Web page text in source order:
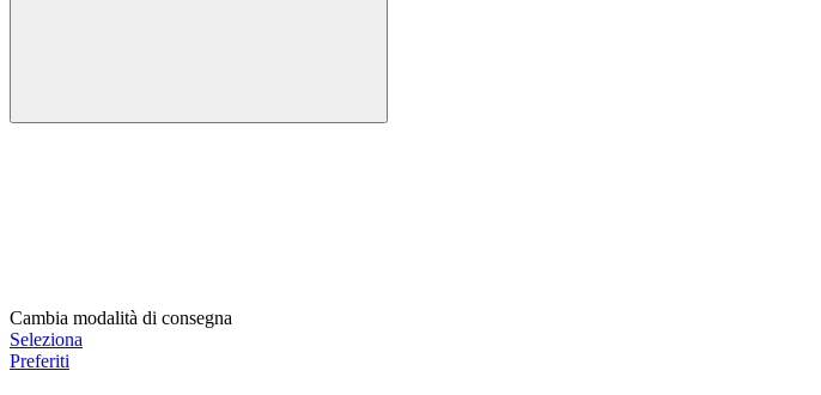
Cambia modalità di consegna
Seleziona
Preferiti